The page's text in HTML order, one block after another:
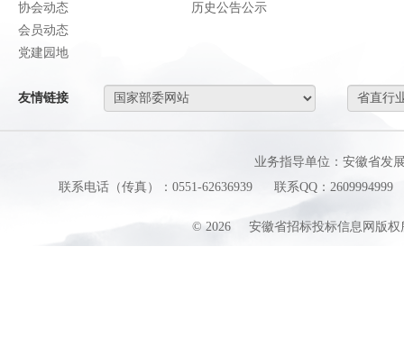
协会动态
会员动态
党建园地
历史公告公示
友情链接
业务指导单位：安徽省发
联系电话（传真）：0551-62636939
联系QQ：2609994999
© 2026 安徽省招标投标信息网版